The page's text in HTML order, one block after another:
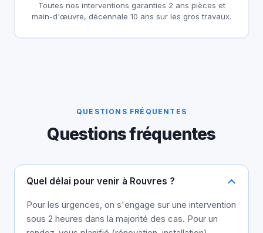
Toutes nos interventions garanties 2 ans pièces et
main-d'œuvre, décennale 10 ans sur les gros travaux.
QUESTIONS FRÉQUENTES
Questions fréquentes
Quel délai pour venir à Rouvres ?
Pour les urgences, on s'engage sur une intervention
sous 2 heures dans la majorité des cas. Pour un